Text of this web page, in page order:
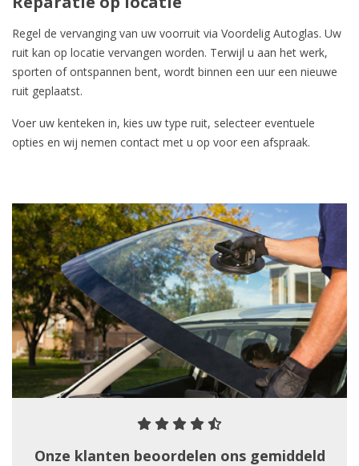
Regel de vervanging van uw voorruit via Voordelig Autoglas. Uw
ruit kan op locatie vervangen worden. Terwijl u aan het werk,
sporten of ontspannen bent, wordt binnen een uur een nieuwe
ruit geplaatst.
Voer uw kenteken in, kies uw type ruit, selecteer eventuele
opties en wij nemen contact met u op voor een afspraak.
Onze klanten beoordelen ons gemiddeld